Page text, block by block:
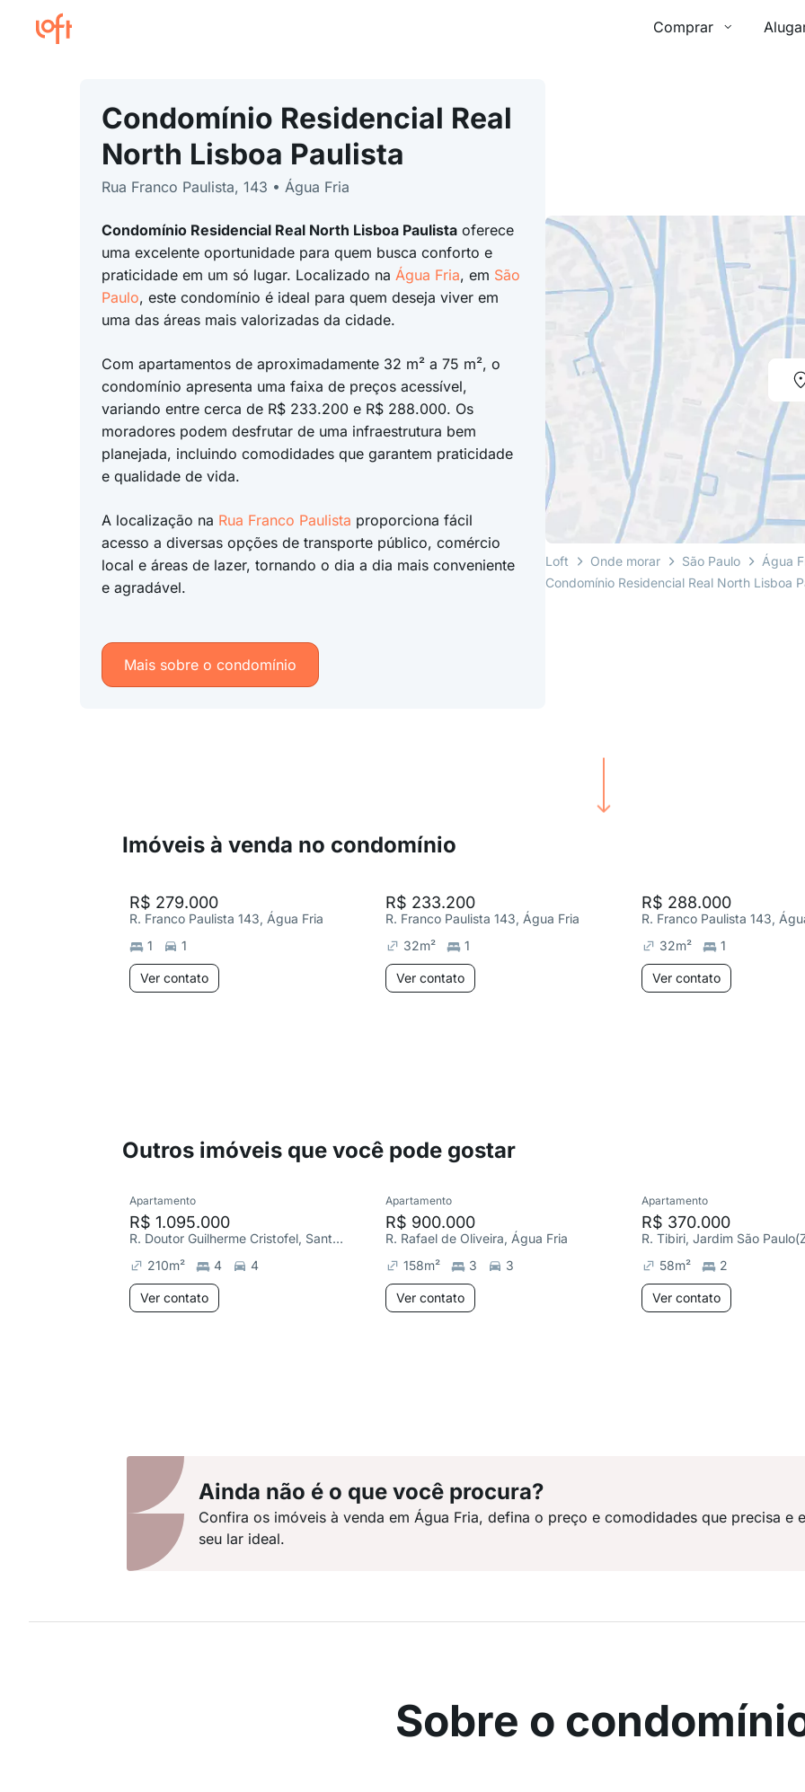
Comprar
Condomínio Residencial Real
North Lisboa Paulista
Rua Franco Paulista, 143 • Água Fria
Condomínio Residencial Real North Lisboa Paulistaoferece
uma excelente oportunidade para quem busca conforto e
praticidade em um só lugar. Localizado na Água Fria, em São
Paulo, este condomínio é ideal para quem deseja viver em
uma das áreas mais valorizadas da cidade.
Com apartamentos de aproximadamente 32 m² a 75 m², o
condomínio apresenta uma faixa de preços acessível,
variando entre cerca de R$ 233.200 e R$ 288.000. Os
moradores podem desfrutar de uma infraestrutura bem
planejada, incluindo comodidades que garantem praticidade
e qualidade de vida.
A localização na Rua Franco Paulista proporciona fácil
acesso a diversas opções de transporte público, comércio
local e áreas de lazer, tornando o dia a dia mais conveniente
e agradável.
Mais sobre o condomínio
Loft Onde morar São Paulo Água
Condomínio Residencial Real North Lisboa
Imóveis à venda no condomínio
R$ 279.000
R. Franco Paulista 143, Água Fria
1
1
Ver contato
R$ 233.200
R. Franco Paulista 143, Água Fria
32m² 1
Ver contato
R$ 288.000
R. Franco Paulista 143,
32m² 1
Ver contato
Outros imóveis que você pode gostar
Apartamento
R$ 1.095.000
R. Doutor Guilherme Cristofel, Santana
210m² 4 4
Ver contato
Apartamento
R$ 900.000
R. Rafael de Oliveira, Água Fria
158m² 3 3
Ver contato
Apartamento
R$ 370.000
58m² 2
Ver contato
Ainda não é o que você procura?
Confira os imóveis à venda em Água Fria, defina o preço e comodidades que precisa e
seu lar ideal.
Sobre o